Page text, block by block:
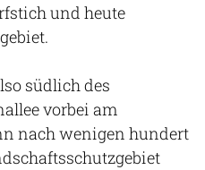
und heute
südlich des
vorbei am
nach wenigen hundert